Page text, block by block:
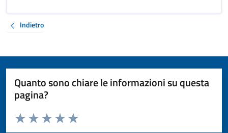
Indietro
Quanto sono chiare le informazioni su questa
pagina?
Valuta da 1 a 5 stelle la pagina
Valuta 5 stelle su 5
Valuta 4 stelle su 5
Valuta 3 stelle su 5
Valuta 2 stelle su 5
Valuta 1 stelle su 5